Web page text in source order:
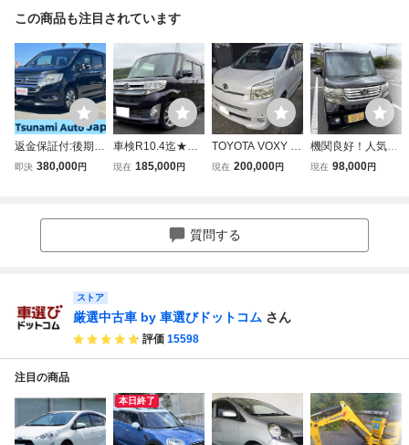
この商品も注目されています
返金保証付:後期
型/フリップDモニ
即決 380,000円
車検R10.4迄★タ
ーボ★フリップダ
ドドア★ナビ/フル
セグTV/Bluetooth
現在 185,000円
TOYOTA VOXY ヴ
ォクシー ZS煌II 両
トキー
現在 200,000円
機関良好！人気の
ブラック！両側パ
現在 98,000円
質問する
ストア
厳選中古車 by 車選びドットコム さん
評価 15598
注目の商品
本日終了